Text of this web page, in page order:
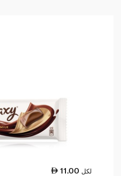
11.00 لكل